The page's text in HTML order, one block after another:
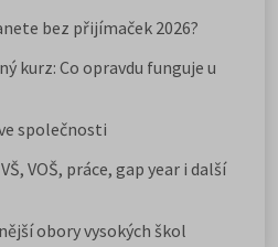
bez přijímaček 2026?
kurz: Co opravdu funguje u
společnosti
VOŠ, práce, gap year i další
obory vysokých škol